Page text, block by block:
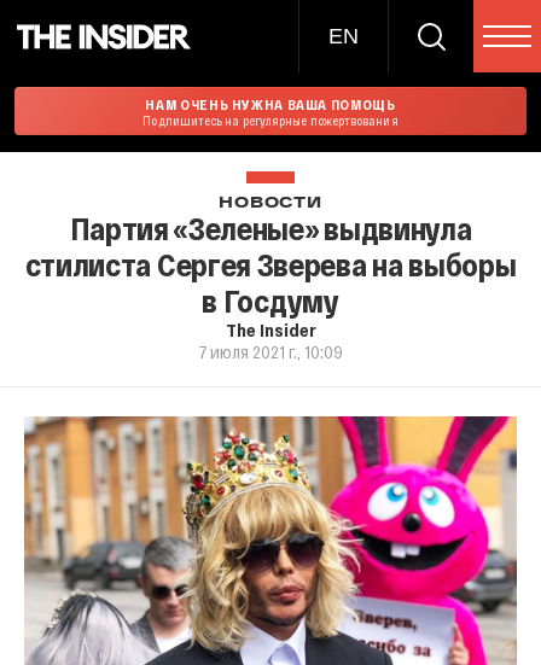
EN
НАМ ОЧЕНЬ НУЖНА ВАША ПОМОЩЬ
Подпишитесь на регулярные пожертвования
НОВОСТИ
Партия «Зеленые» выдвинула
стилиста Сергея Зверева на выборы
в Госдуму
The Insider
7 июля 2021 г., 10:09